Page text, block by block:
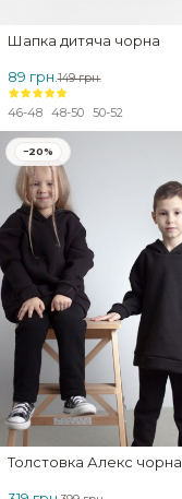
Шапка дитяча чорна
149 грн.
89 грн.
46-48 48-50 50-52
−20%
Толстовка Алекс чорна